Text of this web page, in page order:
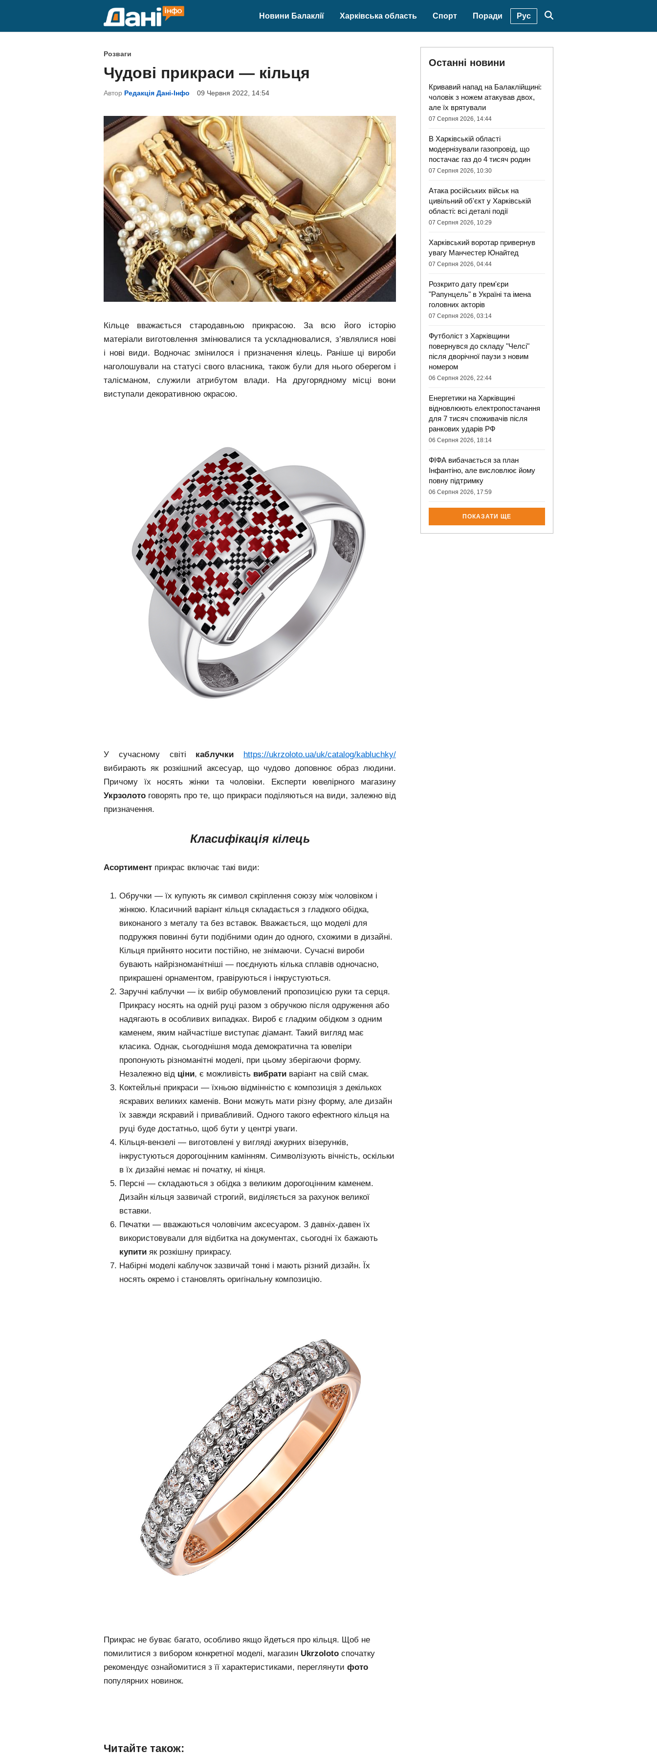
Новини Балаклії Харківська область Спорт Поради Рус
P
o
t
i
Розваги
Чудові прикраси — кільця
Автор Редакція Дані-Інфо 09 Червня 2022, 14:54
Кільце вважається стародавньою прикрасою. За всю його історію
матеріали виготовлення змінювалися та ускладнювалися, з’являлися нові
і нові види. Водночас змінилося і призначення кілець. Раніше ці вироби
наголошували на статусі свого власника, також були для нього оберегом і
талісманом, служили атрибутом влади. На другорядному місці вони
виступали декоративною окрасою.
У сучасному світі каблучки
https://ukrzoloto.ua/uk/catalog/kabluchky/
вибирають як розкішний аксесуар, що чудово доповнює образ людини.
Причому їх носять жінки та чоловіки. Експерти ювелірного магазину
Укрзолото говорять про те, що прикраси поділяються на види, залежно від
призначення.
Класифікація кілець
Асортимент прикрас включає такі види:
Обручки — їх купують як символ скріплення союзу між чоловіком і
жінкою. Класичний варіант кільця складається з гладкого обідка,
виконаного з металу та без вставок. Вважається, що моделі для
подружжя повинні бути подібними один до одного, схожими в дизайні.
Кільця прийнято носити постійно, не знімаючи. Сучасні вироби
бувають найрізноманітніші — поєднують кілька сплавів одночасно,
прикрашені орнаментом, гравіруються і інкрустуються.
Заручні каблучки — iх вибір обумовлений пропозицією руки та серця.
Прикрасу носять на одній руці разом з обручкою після одруження або
надягають в особливих випадках. Вироб є гладким обідком з одним
каменем, яким найчастіше виступає діамант. Такий вигляд має
класика. Однак, сьогоднішня мода демократична та ювеліри
пропонують різноманітні моделі, при цьому зберігаючи форму.
Незалежно від ціни, є можливість вибрати варіант на свій смак.
Коктейльні прикраси — їхньою відмінністю є композиція з декількох
яскравих великих каменів. Вони можуть мати різну форму, але дизайн
їх завжди яскравий і привабливий. Одного такого ефектного кільця на
руці буде достатньо, щоб бути у центрі уваги.
Кільця-вензелі — виготовлені у вигляді ажурних візерунків,
інкрустуються дорогоцінним камінням. Символізують вічність, оскільки
в їх дизайні немає ні початку, ні кінця.
Персні — складаються з обідка з великим дорогоцінним каменем.
Дизайн кільця зазвичай строгий, виділяється за рахунок великої
вставки.
Печатки — вважаються чоловічим аксесуаром. З давніх-давен їх
використовували для відбитка на документах, сьогодні їх бажають
купити як розкішну прикрасу.
Набірні моделі каблучок зазвичай тонкі і мають різний дизайн. Їх
носять окремо і становлять оригінальну композицію.
Прикрас не буває багато, особливо якщо йдеться про кільця. Щоб не
помилитися з вибором конкретної моделі, магазин Ukrzoloto спочатку
рекомендує ознайомитися з її характеристиками, переглянути фото
популярних новинок.
Читайте також:
Останні новини
Кривавий напад на Балаклійщині:
чоловік з ножем атакував двох,
але їх врятували
07 Серпня 2026, 14:44
В Харківській області
модернізували газопровід, що
постачає газ до 4 тисяч родин
07 Серпня 2026, 10:30
Атака російських військ на
цивільний об'єкт у Харківській
області: всі деталі події
07 Серпня 2026, 10:29
Харківський воротар привернув
увагу Манчестер Юнайтед
07 Серпня 2026, 04:44
Розкрито дату прем'єри
"Рапунцель" в Україні та імена
головних акторів
07 Серпня 2026, 03:14
Футболіст з Харківщини
повернувся до складу "Челсі"
після дворічної паузи з новим
номером
06 Серпня 2026, 22:44
Енергетики на Харківщині
відновлюють електропостачання
для 7 тисяч споживачів після
ранкових ударів РФ
06 Серпня 2026, 18:14
ФІФА вибачається за план
Інфантіно, але висловлює йому
повну підтримку
06 Серпня 2026, 17:59
ПОКАЗАТИ ЩЕ